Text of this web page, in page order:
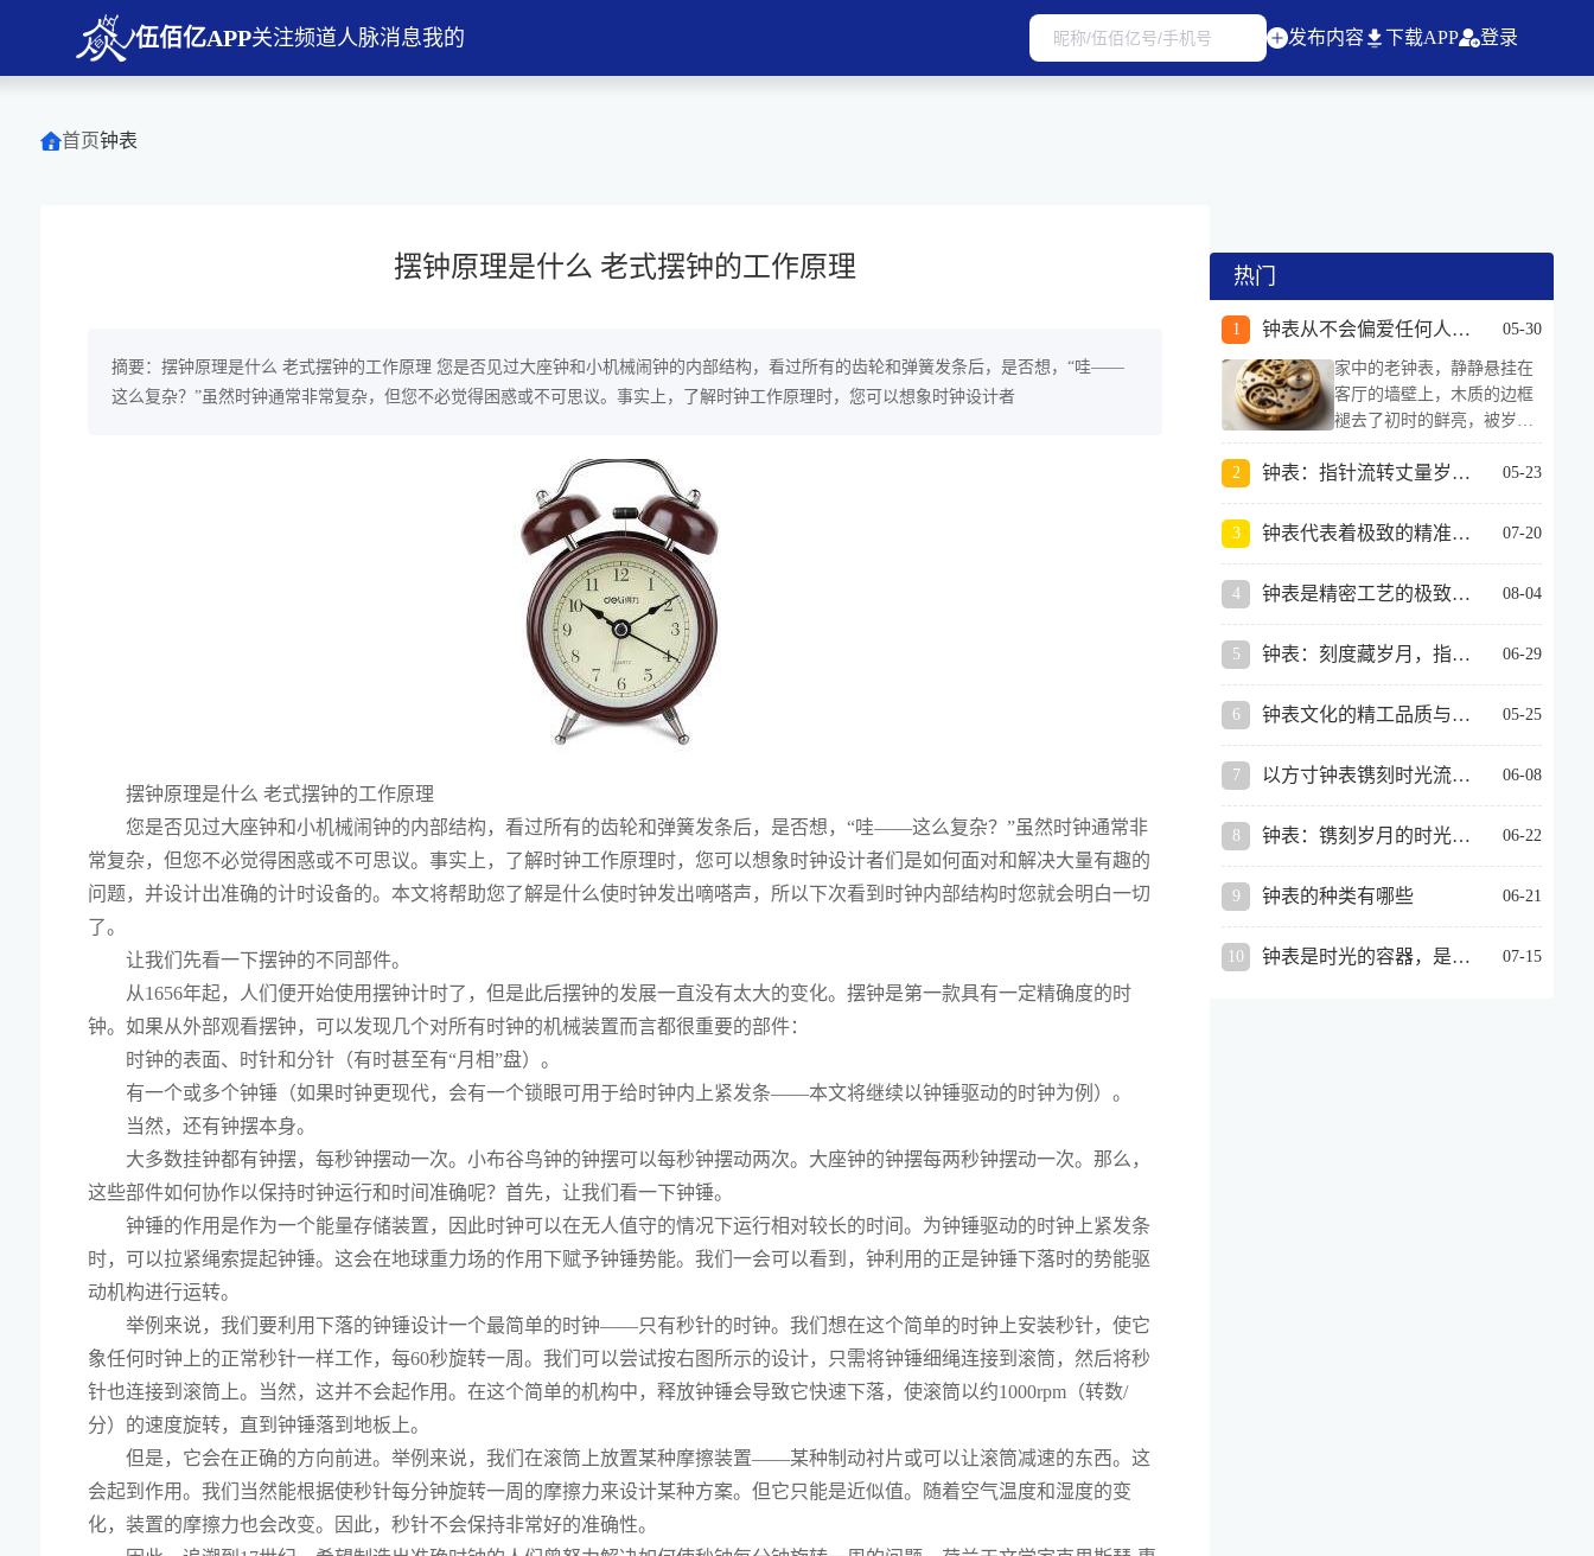
伍佰亿APP关注频道人脉消息我的 发布内容 下载APP 登录
首页钟表
摆钟原理是什么 老式摆钟的工作原理
摘要：摆钟原理是什么 老式摆钟的工作原理 您是否见过大座钟和小机械闹钟的内部结构，看过所有的齿轮和弹簧发条后，是否想，“哇——
这么复杂？”虽然时钟通常非常复杂，但您不必觉得困惑或不可思议。事实上，了解时钟工作原理时，您可以想象时钟设计者
摆钟原理是什么 老式摆钟的工作原理
您是否见过大座钟和小机械闹钟的内部结构，看过所有的齿轮和弹簧发条后，是否想，“哇——这么复杂？”虽然时钟通常非
常复杂，但您不必觉得困惑或不可思议。事实上，了解时钟工作原理时，您可以想象时钟设计者们是如何面对和解决大量有趣的
问题，并设计出准确的计时设备的。本文将帮助您了解是什么使时钟发出嘀嗒声，所以下次看到时钟内部结构时您就会明白一切
了。
让我们先看一下摆钟的不同部件。
从1656年起，人们便开始使用摆钟计时了，但是此后摆钟的发展一直没有太大的变化。摆钟是第一款具有一定精确度的时
钟。如果从外部观看摆钟，可以发现几个对所有时钟的机械装置而言都很重要的部件：
时钟的表面、时针和分针（有时甚至有“月相”盘）。
有一个或多个钟锤（如果时钟更现代，会有一个锁眼可用于给时钟内上紧发条——本文将继续以钟锤驱动的时钟为例）。
当然，还有钟摆本身。
大多数挂钟都有钟摆，每秒钟摆动一次。小布谷鸟钟的钟摆可以每秒钟摆动两次。大座钟的钟摆每两秒钟摆动一次。那么，
这些部件如何协作以保持时钟运行和时间准确呢？首先，让我们看一下钟锤。
钟锤的作用是作为一个能量存储装置，因此时钟可以在无人值守的情况下运行相对较长的时间。为钟锤驱动的时钟上紧发条
时，可以拉紧绳索提起钟锤。这会在地球重力场的作用下赋予钟锤势能。我们一会可以看到，钟利用的正是钟锤下落时的势能驱
动机构进行运转。
举例来说，我们要利用下落的钟锤设计一个最简单的时钟——只有秒针的时钟。我们想在这个简单的时钟上安装秒针，使它
象任何时钟上的正常秒针一样工作，每60秒旋转一周。我们可以尝试按右图所示的设计，只需将钟锤细绳连接到滚筒，然后将秒
针也连接到滚筒上。当然，这并不会起作用。在这个简单的机构中，释放钟锤会导致它快速下落，使滚筒以约1000rpm（转数/
分）的速度旋转，直到钟锤落到地板上。
但是，它会在正确的方向前进。举例来说，我们在滚筒上放置某种摩擦装置——某种制动衬片或可以让滚筒减速的东西。这
会起到作用。我们当然能根据使秒针每分钟旋转一周的摩擦力来设计某种方案。但它只能是近似值。随着空气温度和湿度的变
化，装置的摩擦力也会改变。因此，秒针不会保持非常好的准确性。
热门
钟表从不会偏爱任何人，它的公平，藏在每一声滴答里 05-30
家中的老钟表，静静悬挂在
客厅的墙壁上，木质的边框
褪去了初时的鲜亮，被岁月
打磨得温润古朴，深浅不一
的纹路里，藏着数不尽的晨
昏与昼夜。它没有电子钟的
明亮荧光，没有智能钟表的
转，伴着清脆的滴答声，把
平淡的日子细细丈量。 幼时
的我，总爱
钟表：指针流转丈量岁月长河 05-23
钟表代表着极致的精准与自律 07-20
钟表是精密工艺的极致体现 08-04
钟表：刻度藏岁月，指针渡人间 06-29
钟表文化的精工品质与时光美学 05-25
以方寸钟表镌刻时光流转，用恒久刻度沉淀岁月从容人生 06-08
钟表：镌刻岁月的时光器物 06-22
钟表的种类有哪些 06-21
钟表是时光的容器，是岁月的标尺 07-15